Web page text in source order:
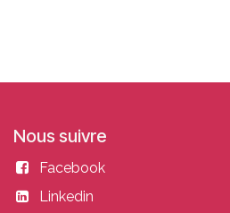
Nous suivre
Facebook
Linkedin